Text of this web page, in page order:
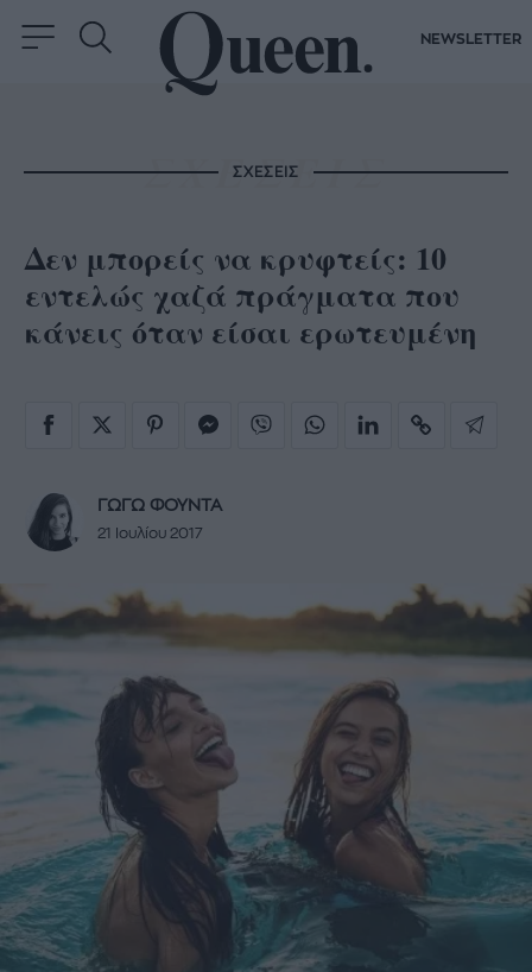
NEWSLETTER
ΣΧΕΣΕΙΣ
Δεν μπορείς να κρυφτείς: 10
εντελώς χαζά πράγματα που
κάνεις όταν είσαι ερωτευμένη
ΓΩΓΩ ΦΟΥΝΤΑ
21 Ιουλίου 2017